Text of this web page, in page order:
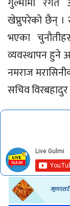
खेप्नुपरेको छैन् ।
भएका
व्यवस्थापन हुने
नमराज
सचिव